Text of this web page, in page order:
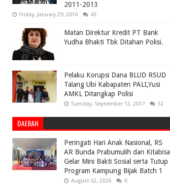
2011-2013
Friday, January 29, 2016 43
Matan Direktur Kredit PT Bank
Yudha Bhakti Tbk Ditahan Polisi.
Pelaku Korupsi Dana BLUD RSUD
Talang Ubi Kabapaten PALI,Yusi
AMKL Ditangkap Polisi
Tuesday, September 12, 2017 32
DAERAH
Peringati Hari Anak Nasional, RS
AR Bunda Prabumulih dan Kitabisa
Gelar Mini Bakti Sosial serta Tutup
Program Kampung Bijak Batch 1
August 02, 2026 0